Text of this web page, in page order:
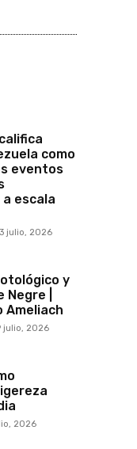
como
eventos
escala
julio, 2026
y
|
Ameliach
julio, 2026
2026